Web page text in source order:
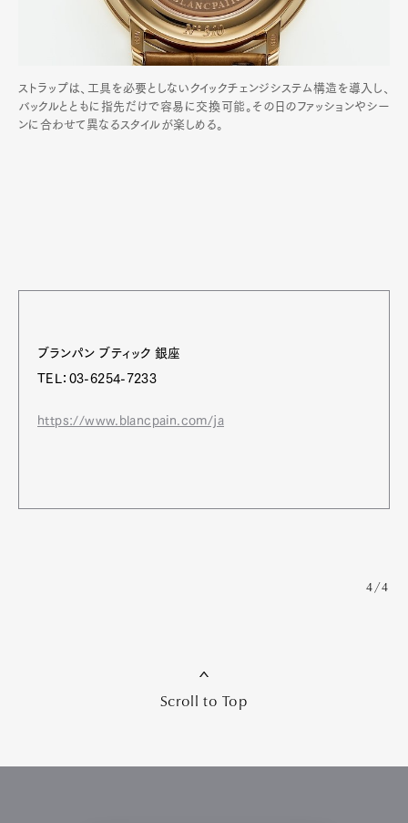
ストラップは、工具を必要としないクイックチェンジシステム構造を導入し、
バックルとともに指先だけで容易に交換可能。その日のファッションやシー
ンに合わせて異なるスタイルが楽しめる。
ブランパン ブティック 銀座
TEL：03-6254-7233
https://www.blancpain.com/ja
4/4
Scroll to Top